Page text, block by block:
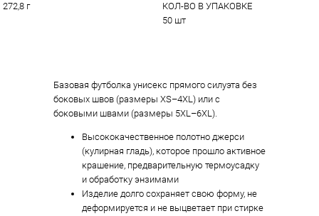
272,8 г
КОЛ-ВО В УПАКОВКЕ
50 шт
Базовая футболка унисекс прямого силуэта без
боковых швов (размеры XS–4XL) или с
боковыми швами (размеры 5XL–6XL).
Высококачественное полотно джерси
(кулирная гладь), которое прошло активное
крашение, предварительную термоусадку
и обработку энзимами
Изделие долго сохраняет свою форму, не
деформируется и не выцветает при стирке